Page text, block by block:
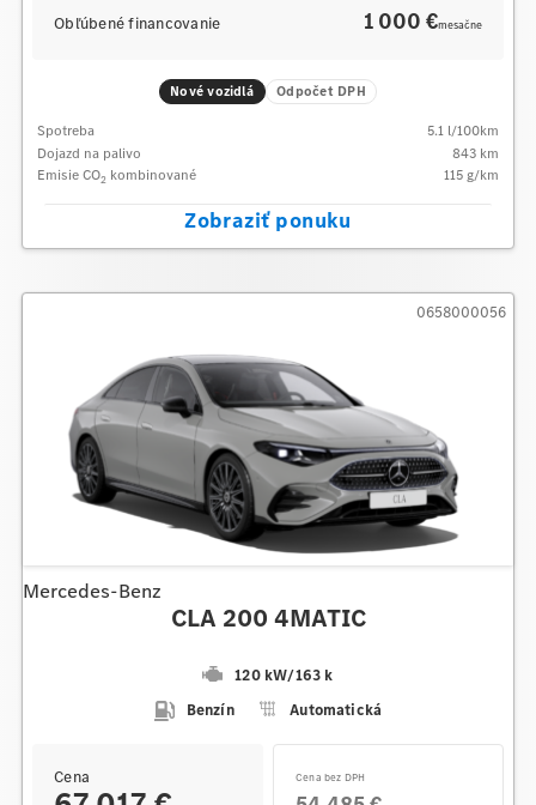
Obľúbené financovanie 1 000 €mesačne
Nové vozidlá Odpočet DPH
Spotreba 5.1 l/100km
Dojazd na palivo
843 km
Emisie CO2 kombinované 115g/km
Zobraziť ponuku
Mercedes-Benz
CLA 200 4MATIC
120 kW/163 k
Benzín
Automatická
0658000056
Cena Cena bez DPH